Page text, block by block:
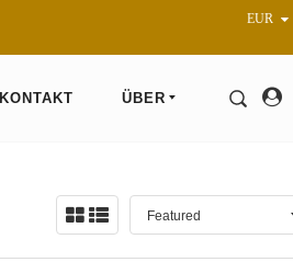
KONTAKT ÜBER
Ansicht: